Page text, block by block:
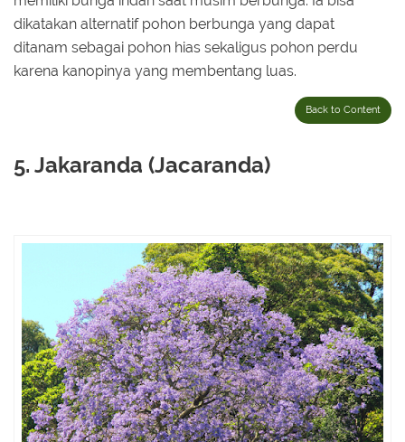
dikatakan alternatif pohon berbunga yang dapat
ditanam sebagai pohon hias sekaligus pohon perdu
karena kanopinya yang membentang luas.
Back to Content
5. Jakaranda (Jacaranda)